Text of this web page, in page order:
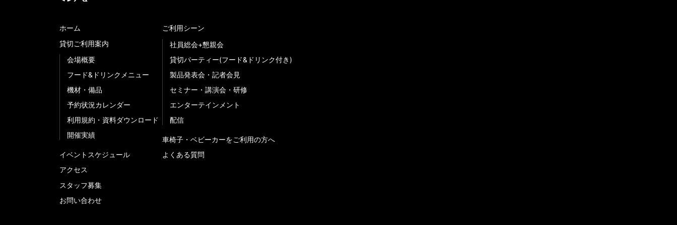
ホーム
貸切ご利用案内
会場概要
フード&ドリンクメニュー
機材・備品
予約状況カレンダー
利用規約・資料ダウンロード
開催実績
イベントスケジュール
アクセス
スタッフ募集
お問い合わせ
ご利用シーン
社員総会+懇親会
貸切パーティー(フード&ドリンク付き)
製品発表会・記者会見
セミナー・講演会・研修
エンターテインメント
配信
車椅子・ベビーカーをご利用の方へ
よくある質問